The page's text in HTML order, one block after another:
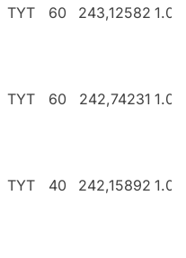
TYT 60 243,12582
TYT 60 242,74231
TYT 40 242,15892